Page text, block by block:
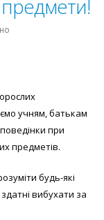
учням, батькам
при
предметів.
будь-які
вибухати за